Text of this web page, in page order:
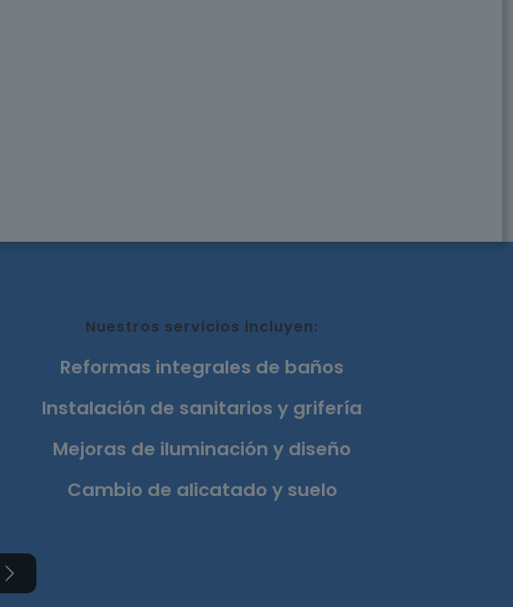
Nuestros servicios incluyen:
Reformas integrales de baños
Instalación de sanitarios y grifería
Mejoras de iluminación y diseño
Cambio de alicatado y suelo